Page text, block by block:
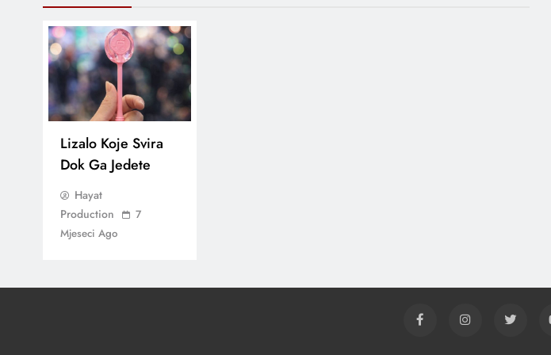
Lizalo Koje Svira
Dok Ga Jedete
Hayat
Production
7
Mjeseci Ago